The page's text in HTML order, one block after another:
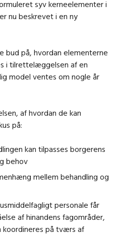
syv kerneelementer i
nu beskrevet i en ny
bud på, hvordan elementerne
i tilrettelæggelsen af en
model ventes om nogle år
af hvordan de kan
på:
kan tilpasses borgerens
behov
mellem behandling og
personale får
af hinandens fagområder,
koordineres på tværs af